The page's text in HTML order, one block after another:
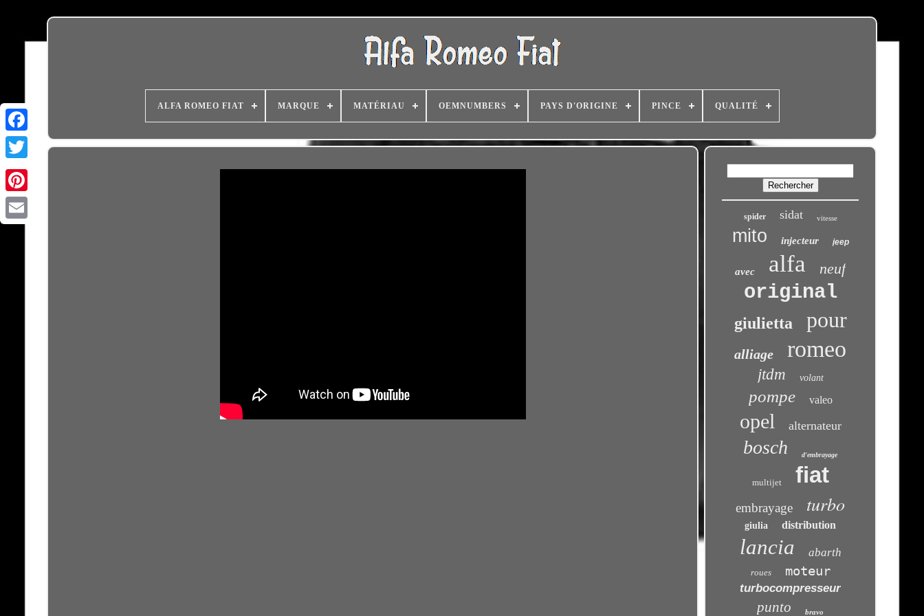
ALFA ROMEO FIAT MARQUE MATÉRIAU OEMNUMBERS PAYS D'ORIGINE PINCE QUALITÉ
spider sidat vitesse
mito injecteur jeep
avec alfa neuf
original
giulietta pour
alliage romeo
jtdm volant
pompe valeo
opel alternateur
bosch d'embrayage
multijet fiat
embrayage turbo
giulia distribution
lancia abarth
roues moteur
turbocompresseur
punto bravo